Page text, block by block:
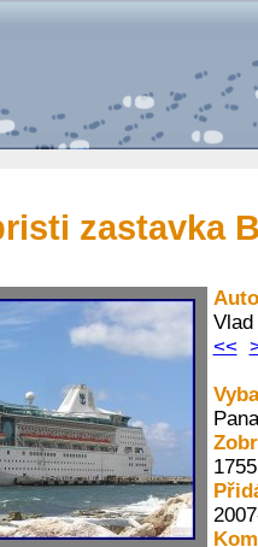
zastavka
Vlad
<<
1755